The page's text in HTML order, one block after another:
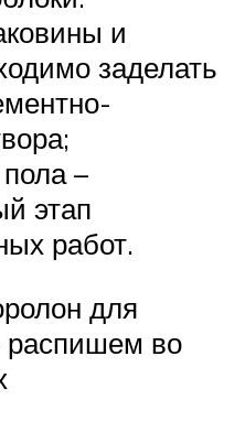
и
заделать
–
этап
работ.
для
распишем во